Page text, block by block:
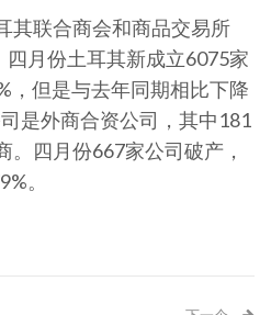
其联合商会和商品交易所
四月份土耳其新成立6075家
，但是与去年同期相比下降
是外商合资公司，其中181
。四月份667家公司破产，
。